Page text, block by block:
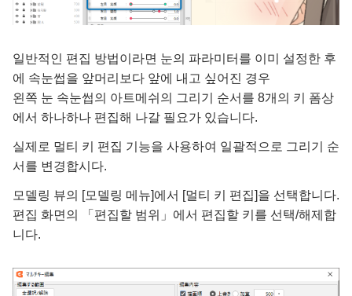
일반적인 편집 방법이라면 눈의 파라미터를 이미 설정한 후
에 속눈썹을 앞머리보다 앞에 내고 싶어진 경우
왼쪽 눈 속눈썹의 아트메쉬의 그리기 순서를 8개의 키 폼상
에서 하나하나 편집해 나갈 필요가 있습니다.
실제로 멀티 키 편집 기능을 사용하여 일괄적으로 그리기 순
서를 변경합시다.
모델링 뷰의 [모델링 메뉴]에서 [멀티 키 편집]을 선택합니다.
편집 화면의 「편집할 범위」에서 편집할 키를 선택/해제합
니다.